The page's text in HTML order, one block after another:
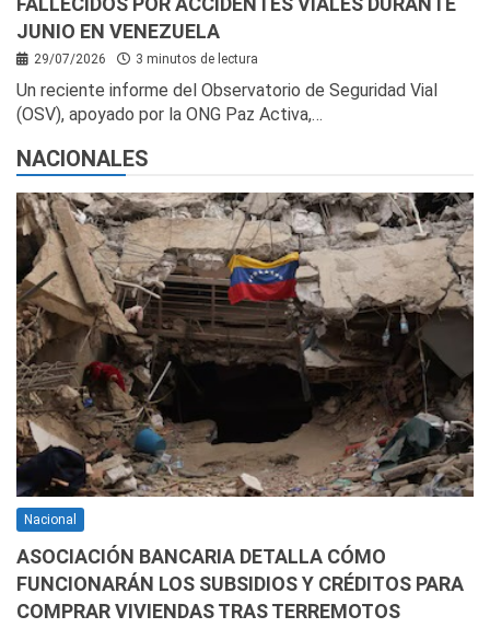
JUNIO EN VENEZUELA
29/07/2026 3 minutos de lectura
Un reciente informe del Observatorio de Seguridad Vial
(OSV), apoyado por la ONG Paz Activa,…
NACIONALES
Nacional
ASOCIACIÓN BANCARIA DETALLA CÓMO
FUNCIONARÁN LOS SUBSIDIOS Y CRÉDITOS PARA
COMPRAR VIVIENDAS TRAS TERREMOTOS